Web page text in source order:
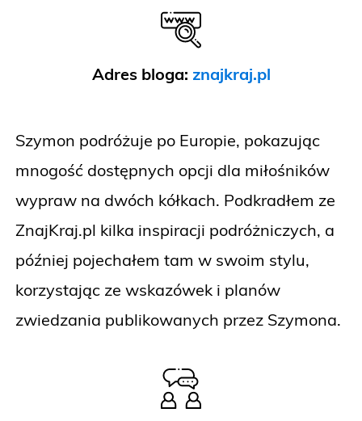
Adres bloga: znajkraj.pl
Szymon podróżuje po Europie, pokazując
mnogość dostępnych opcji dla miłośników
wypraw na dwóch kółkach. Podkradłem ze
ZnajKraj.pl kilka inspiracji podróżniczych, a
później pojechałem tam w swoim stylu,
korzystając ze wskazówek i planów
zwiedzania publikowanych przez Szymona.